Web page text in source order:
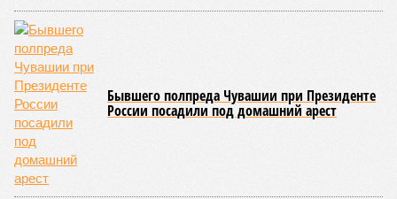
ведомственных знаков отличия, закрепив
соответствующие положения и образцы наградных
атрибутов на уровне правительства субъекта. Согласно
обнародованным материалам, введены удостоверения и
нагрудные знаки мастера спорта Чувашии международного
класса по керешу, а также мастера спорта Чувашии.
Параллельно с этим разработана полная разрядная сетка
по керешу, охватывающая все ступени от третьего
юношеского разряда до уровня кандидата в мастера
спорта. Такая структура призвана обеспечить системность